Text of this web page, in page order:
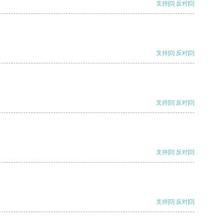
支持[0] 反对[0]
支持[0] 反对[0]
支持[0] 反对[0]
支持[0] 反对[0]
支持[0] 反对[0]